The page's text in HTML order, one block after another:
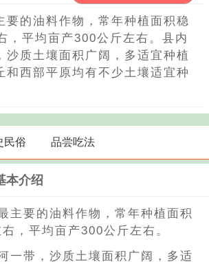
要的油料作物，常年种植面积稳
，平均亩产300公斤左右。县内
沙质土壤面积广阔，多适宜种植
和西部平原均有不少土壤适宜种
民俗 品尝吃法
本介绍
主要的油料作物，常年种植面积
，平均亩产300公斤左右。
一带，沙质土壤面积广阔，多适